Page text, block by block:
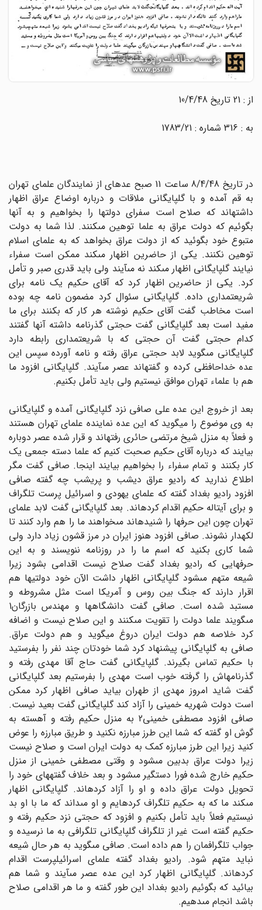
از : 21 تاریخ 10/4/48
به : 316 شماره : 1783/21
در تاریخ 8/4/48 ساعت 11 صبح عده‏اى از نمایندگان علماى تهران
به قم آمده و با گلپایگانى ملاقات و درباره اوضاع عراق اظهار
داشته‏اند که صلاح است سفراى دولتها را بخواهیم و به آنها
بگوئیم که دولت عراق به علما توهین مى‏کنند. لذا شما به دولت
متبوع خود بگوئید که از دولت عراق بخواهد که به علماى اسلام
توهین نکنند. یکى از حاضرین اظهار مى‏کند ممکن است سفراء
نیایند گلپایگانى اظهار مى‏کند نه مى‏آیند ولى باید قدرى صبر و تأمل
کرد. یکى از حاضرین اظهار کرد که آقاى حکیم یک نامه براى
شریعتمدارى داده. گلپایگانى سئوال کرد مضمون نامه چه بوده
است مخاطب گفت آقاى حکیم نوشته هر کار که بکنند براى ما
مفید است بعد گلپایگانى گفت حجتى گذرنامه داشته آنها گفتند
کدام حجتى گفت آن حجتى که با شریعتمدارى رابطه دارد
گلپایگانى مى‏گوید لابد حجتى عراق رفته و نامه آورده سپس این
عده خداحافظى کرده و گفته‏اند عصر مى‏آیند. گلپایگانى افزود ما
هم با علماء تهران موافق نیستیم ولى باید تأمل بکنیم.
بعد از خروج این عده على صافى نزد گلپایگانى آمده و گلپایگانى
به وى موضوع را میگوید که این عده نماینده علماى تهران هستند
و فعلاً به منزل شیخ مرتضى حائرى رفته‏اند و قرار شده عصر دوباره
بیایند که درباره آقاى حکیم صحبت کنیم که علما دسته جمعى یک
کار بکنند و تمام سفراء را بخواهیم بیایند اینجا. صافى گفت مگر
اطلاع ندارید که رادیو عراق دیشب و پریشب چه گفته صافى
افزود رادیو بغداد گفته که علماى یهودى و اسرائیل پرست تلگراف
و براى آیت‏اله حکیم اقدام کرده‏اند. بعد گلپایگانى گفت لابد علماى
تهران چون این حرفها را شنیده‏اند مى‏خواهند ما را هم وارد کنند تا
لکه‏دار نشوند. صافى افزود هنوز ایران در مرز قشون زیاد دارد ولى
شما کارى بکنید که اسم ما را در روزنامه ننویسند و به این
حرفهایى که رادیو بغداد گفت صلاح نیست اقدامى بشود زیرا
شیعه متهم مى‏شود گلپایگانى اظهار داشت الآن خود دولتیها هم
اقرار دارند که جنگ بین روس و آمریکا است مثل مشروطه و
مستبد شده است. صافى گفت دانشگاهها و مهندس بازرگان1
مى‏گویند علما دولت را تقویت مى‏کنند و این صلاح نیست و اضافه
کرد خلاصه هم دولت ایران دروغ میگوید و هم دولت عراق.
صافى به گلپایگانى پیشنهاد کرد شما خودتان چند نفر را بفرستید
با حکیم تماس بگیرند. گلپایگانى گفت حاج آقا مهدى رفته و
گذرنامه‏اش را گرفته خوب است مهدى را بفرستیم بعد گلپایگانى
گفت شاید امروز مهدى از طهران بیاید صافى اظهار کرد ممکن
است دولت شهریه خمینى را آزاد کند گلپایگانى گفت بعید نیست.
صافى افزود مصطفى خمینى2 به منزل حکیم رفته و آهسته به
گوش او گفته که شما این طرز مبارزه نکنید و طریق مبارزه را عوض
کنید زیرا این طرز مبارزه کمک به دولت ایران است و صلاح نیست
زیرا دولت عراق بدبین مى‏شود و وقتى مصطفى خمینى از منزل
حکیم خارج شده فورا دستگیر مى‏شود و بعد خلاف گفته‏هاى خود را
تحویل دولت عراق داده و او را آزاد کرده‏اند. گلپایگانى اظهار
مى‏کند ما که به حکیم تلگراف کرده‏ایم و او مى‏داند که ما با او بد
نیستیم فعلاً باید تأمل بکنیم و افزود که حجتى نزد حکیم رفته و
حکیم گفته است غیر از تلگراف گلپایگانى تلگرافى به ما نرسیده و
جواب تلگرافمان را هم داده است. صافى مى‏گوید به هر حال شیعه
نباید متهم شود. رادیو بغداد گفته علماى اسرائیل‏پرست اقدام
کرده‏اند. گلپایگانى اظهار کرد این عده عصر مى‏آیند و شما هم
بیائید که بگوئیم رادیو بغداد این طور گفته و ما هر اقدامى صلاح
باشد انجام مى‏دهیم.